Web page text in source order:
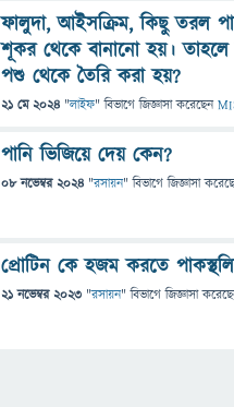
ফালুদা, আইসক্রিম, কিছু তরল
শূকর থেকে বানানো হয়। তাহলে
পশু থেকে তৈরি করা হয়?
21 মে 2024 "লাইফ" বিভাগে জিজ্ঞাসাকরেছেন
পানি ভিজিয়ে দেয় কেন?
08 নভেম্বর 2024 "রসায়ন" বিভাগে জিজ্ঞাসা
প্রোটিন কে হজম করতে
21 নভেম্বর 2023 "রসায়ন" বিভাগে জিজ্ঞাসা